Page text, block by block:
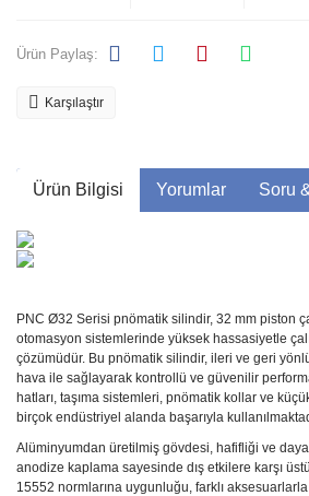
Ürün Paylaş:
Karşılaştır
Ürün Bilgisi Yorumlar Soru
PNC Ø32 Serisi pnömatik silindir, 32 mm piston
otomasyon sistemlerinde yüksek hassasiyetle
çözümüdür. Bu pnömatik silindir, ileri ve geri
hava ile sağlayarak kontrollü ve güvenilir
hatları, taşıma sistemleri, pnömatik kollar ve
birçok endüstriyel alanda başarıyla
Alüminyumdan üretilmiş gövdesi, hafifliği ve
anodize kaplama sayesinde dış etkilere karşı
15552 normlarına uygunluğu, farklı